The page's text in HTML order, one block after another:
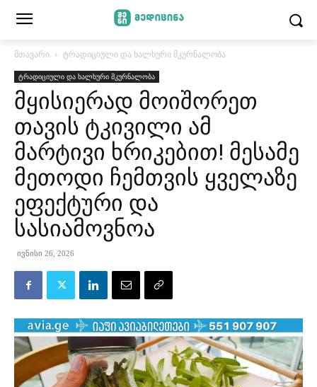
მთავარი ტრადიციული და ხალხური მკურნალობა
ტრადიციული და ხალხური მკურნალობა
მყისიერად მოიშორეთ
თავის ტკივილი ამ
მარტივი ხრიკებით! მესამე
მეთოდი ჩემთვის ყველაზე
ეფექტური და
სასიამოვნოა
ივნისი 26, 2026